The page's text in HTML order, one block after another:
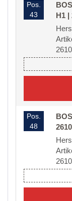
Pos.
43
H1 |
Pos.
48